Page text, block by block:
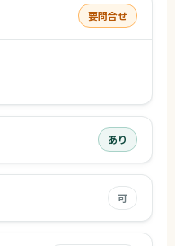
要問合せ
あり
可